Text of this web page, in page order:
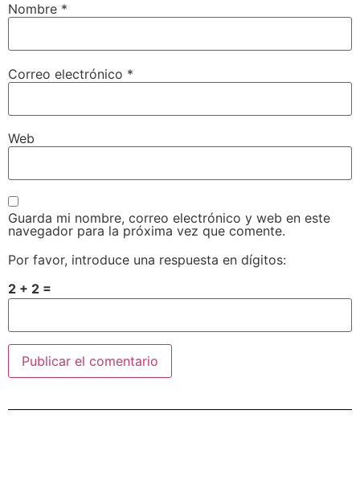
Nombre *
Correo electrónico *
Web
Guarda mi nombre, correo electrónico y web en este
navegador para la próxima vez que comente.
Por favor, introduce una respuesta en dígitos:
2 + 2 =